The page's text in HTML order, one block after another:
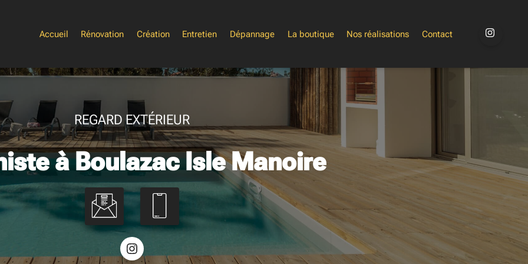
Accueil Rénovation Création Entretien Dépannage La boutique Nos réalisations Contact
REGARD EXTÉRIEUR
à Boulazac Isle Manoire